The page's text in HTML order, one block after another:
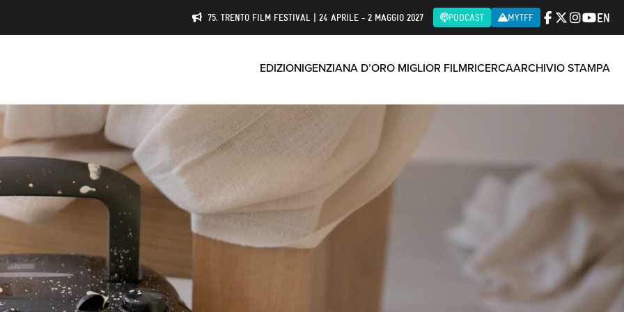
75. TRENTO FILM FESTIVAL | 24 APRILE - 2 MAGGIO 2027 PODCAST MYTFF EN
EDIZIONIGENZIANA D’ORO MIGLIOR FILMRICERCAARCHIVIO STAMPA